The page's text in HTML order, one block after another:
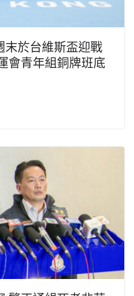
末於台維斯盃迎戰
會青年組銅牌班底